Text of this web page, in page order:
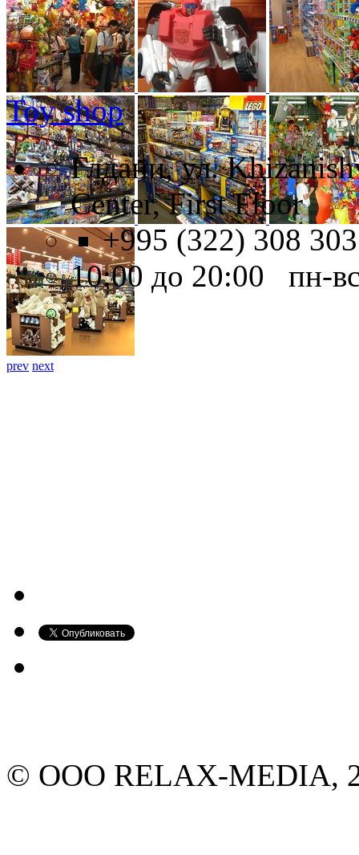
prev next
Toy shop
Глдани, ул.
Center, First Floor
+995 (322) 308
10:00 до 20:00 пн-
© ООО RELAX-MEDIA,